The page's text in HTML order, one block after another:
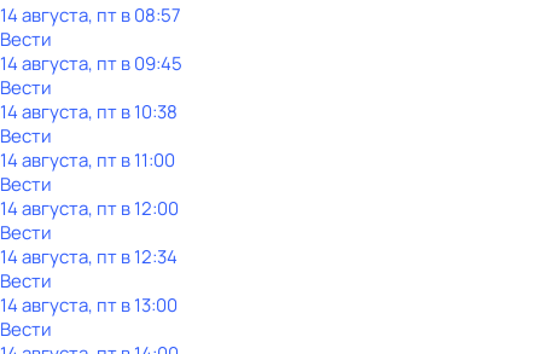
14 августа, пт в 08:57
Вести
14 августа, пт в 09:45
Вести
14 августа, пт в 10:38
Вести
14 августа, пт в 11:00
Вести
14 августа, пт в 12:00
Вести
14 августа, пт в 12:34
Вести
14 августа, пт в 13:00
Вести